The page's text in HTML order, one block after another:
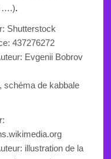
….).
Shutterstock
437276272
Evgenii Bobrov
schéma de kabbale
illustration de la